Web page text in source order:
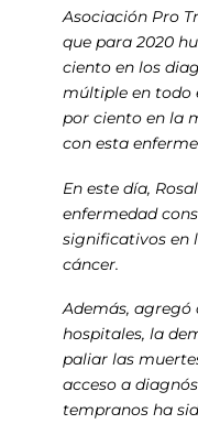
Asociación Pro
que para 2020
ciento en los
múltiple en todo
por ciento en la
con esta
En este día,
enfermedad
significativos en
cáncer.
Además, agregó
hospitales, la
paliar las
acceso a
tempranos ha